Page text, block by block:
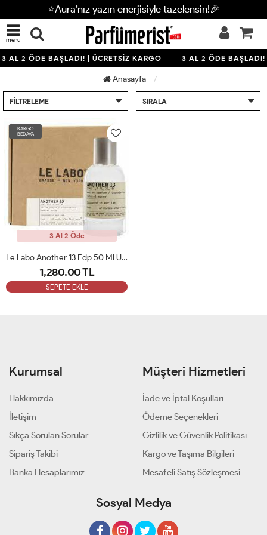
⭐Aura’nız yazın enerjisiyle tazelensin!🎉
menü
3 AL 2 ÖDE BAŞLADI! | ÜCRETSİZ KARGO 3 AL 2 ÖDE BAŞLADI!
Anasayfa
FILTRELEME SIRALA
KARGO
BEDAVA
3 Al 2 Öde
Le Labo Another 13 Edp 50 Ml Unisex Parfüm ARC
1,280.00 TL
SEPETE EKLE
Kurumsal
Hakkımızda
İletişim
Sıkça Sorulan Sorular
Sipariş Takibi
Banka Hesaplarımız
Müşteri Hizmetleri
İade ve İptal Koşulları
Ödeme Seçenekleri
Gizlilik ve Güvenlik Politikası
Kargo ve Taşıma Bilgileri
Mesafeli Satış Sözleşmesi
Sosyal Medya